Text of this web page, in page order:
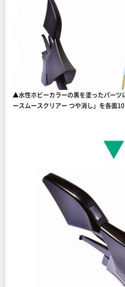
▲水性ホビーカラーの黒を塗ったパーツ
ースムースクリアー つや消し」を各面
▼